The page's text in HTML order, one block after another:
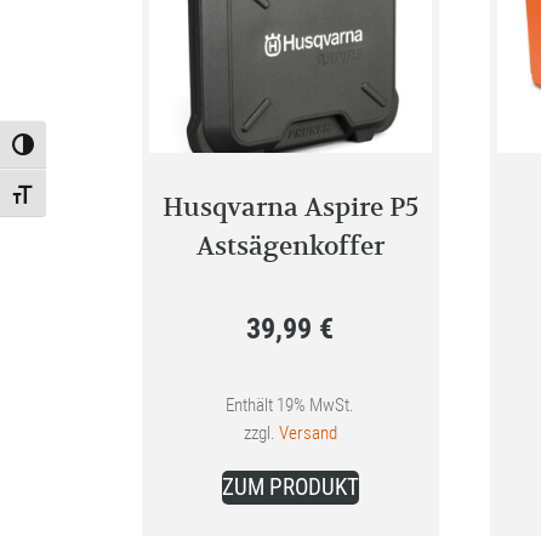
Toggle High Contrast
Toggle Font size
Husqvarna Aspire P5
Astsägenkoffer
39,99 €
Enthält 19% MwSt.
zzgl. Versand
ZUM PRODUKT